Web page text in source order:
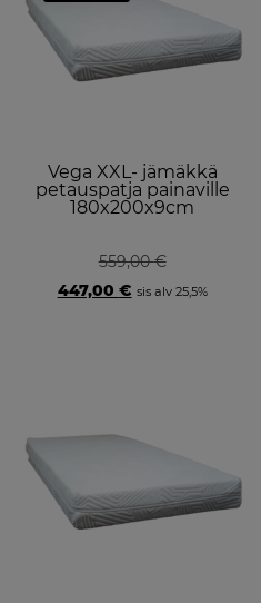
Vega XXL- jämäkkä
petauspatja painaville
180x200x9cm
559,00€
Original
447,00 €Current
sis alv 25,5%